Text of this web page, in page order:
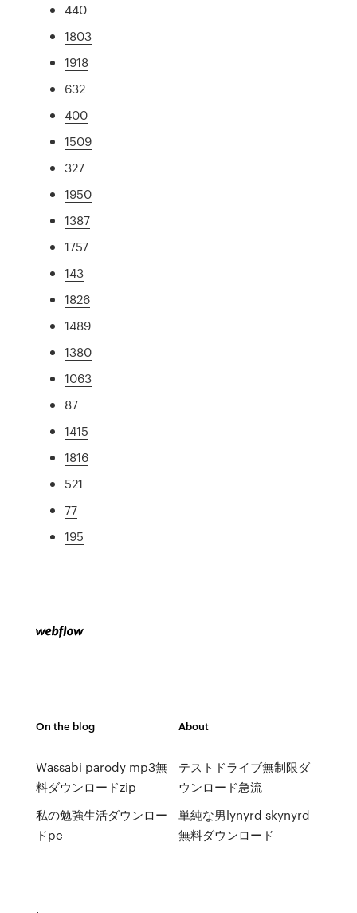
440
1803
1918
632
400
1509
327
1950
1387
1757
143
1826
1489
1380
1063
87
1415
1816
521
77
195
On the blog
Wassabi parody mp3無
料ダウンロードzip
私の勉強生活ダウンロー
ドpc
About
テストドライブ無制限ダ
ウンロード急流
単純な男lynyrd skynyrd
無料ダウンロード